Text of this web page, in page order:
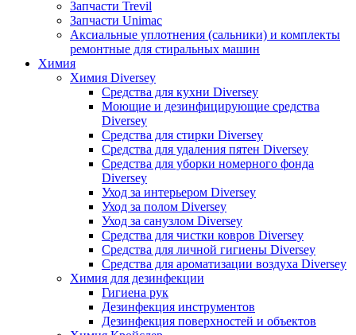
Запчасти Trevil
Запчасти Unimac
Аксиальные уплотнения (сальники) и комплекты
ремонтные для стиральных машин
Химия
Химия Diversey
Средства для кухни Diversey
Моющие и дезинфицирующие средства
Diversey
Средства для стирки Diversey
Средства для удаления пятен Diversey
Средства для уборки номерного фонда
Diversey
Уход за интерьером Diversey
Уход за полом Diversey
Уход за санузлом Diversey
Средства для чистки ковров Diversey
Средства для личной гигиены Diversey
Средства для ароматизации воздуха Diversey
Химия для дезинфекции
Гигиена рук
Дезинфекция инструментов
Дезинфекция поверхностей и объектов